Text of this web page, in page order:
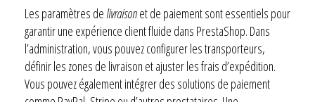
Les paramètres de livraisonet de paiement sont essentiels pour
garantir une expérience client fluide dans PrestaShop. Dans
l’administration, vous pouvez configurer les transporteurs,
définir les zones de livraison et ajuster les frais d’expédition.
Vous pouvez également intégrer des solutions de paiement